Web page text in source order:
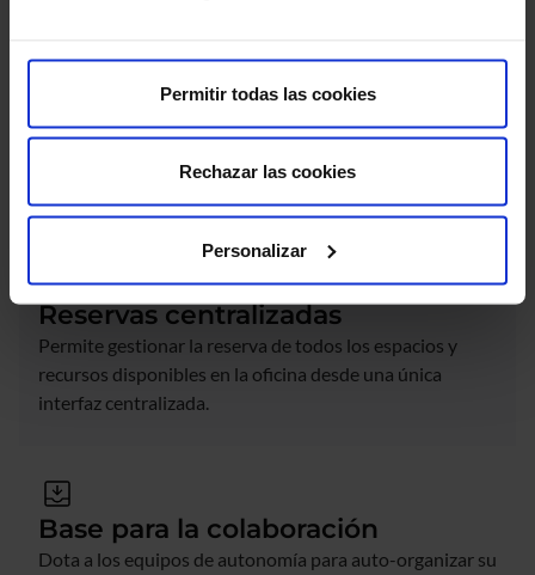
Permitir todas las cookies
Personalizar
Rechazar las cookies
Compatible
Bookme es compatible con los principales calendarios
del mercado, como el calendario de Microsoft Outlook o
Reservas centralizadas
Permite gestionar la reserva de todos los espacios y
recursos disponibles en la oficina desde una única
interfaz centralizada.
Base para la colaboración
Dota a los equipos de autonomía para auto-organizar su